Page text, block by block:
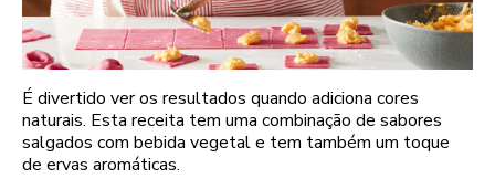
É divertido ver os resultados quando adiciona cores
naturais. Esta receita tem uma combinação de sabores
salgados com bebida vegetal e tem também um toque
de ervas aromáticas.